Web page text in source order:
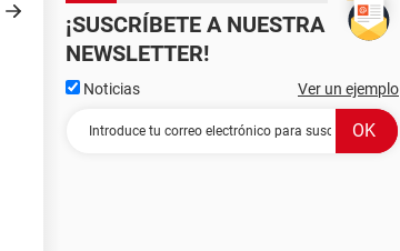
¡SUSCRÍBETE A NUESTRA
NEWSLETTER!
Noticias Ver un ejemplo